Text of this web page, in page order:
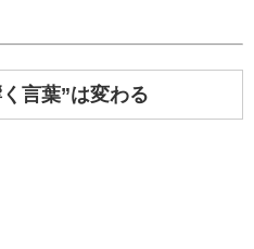
言葉”は変わる